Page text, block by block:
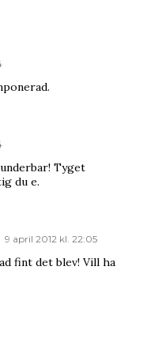
Tyget
du e.
9 april 2012 kl. 22:05
fint det blev! Vill ha